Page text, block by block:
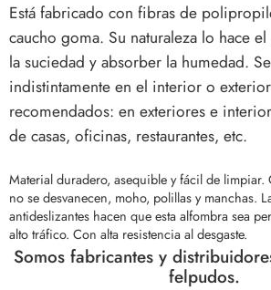
Está fabricado con fibras de
caucho goma. Su naturaleza lo hace
la suciedad y absorber la humedad.
indistintamente en el interior o
recomendados: en exteriores e
de casas, oficinas, restaurantes, etc.
Material duradero, asequible y fácil de limpiar.
no se desvanecen, moho, polillas y manchas.
antideslizantes hacen que esta alfombra sea
alto tráfico. Con alta resistencia al desgaste.
Somos fabricantes y
felpudos.